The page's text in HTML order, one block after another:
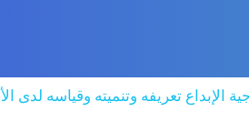
الإبداع تعريفه وتنميته وقياسه لدى